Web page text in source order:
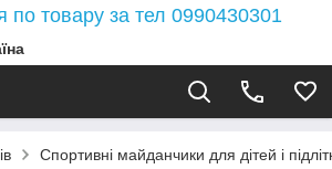
по товару за тел 0990430301
Спортивні майданчики для дітей і